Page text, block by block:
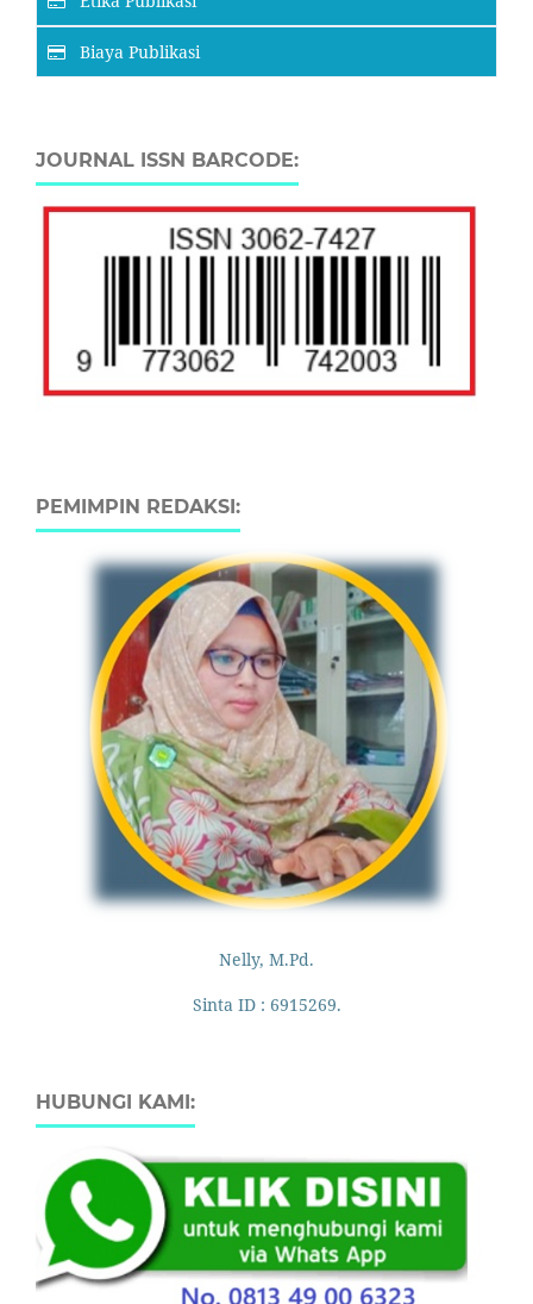
Biaya Publikasi
JOURNAL ISSN BARCODE:
PEMIMPIN REDAKSI:
Nelly, M.Pd.
Sinta ID : 6915269.
HUBUNGI KAMI: